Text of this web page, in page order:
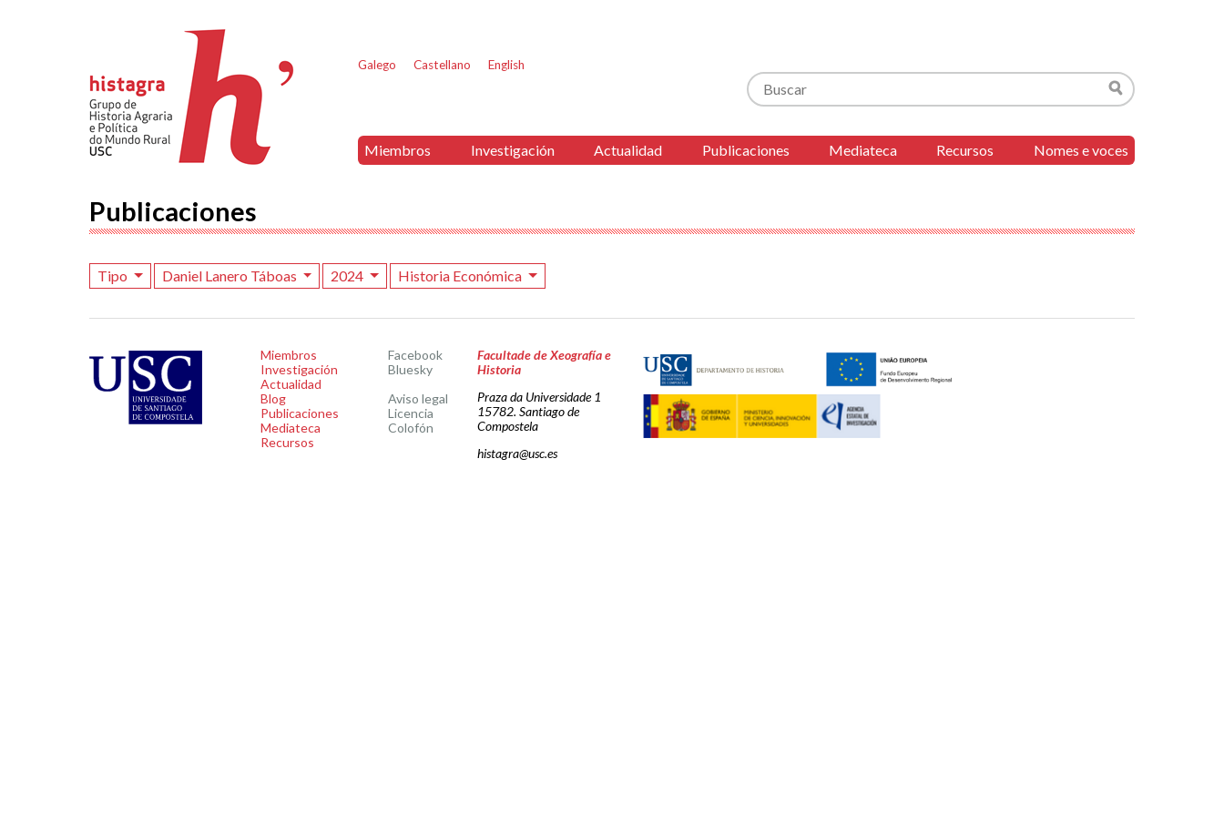
Galego Castellano English
Buscar
Buscar
Miembros Investigación Actualidad Publicaciones Mediateca Recursos Nomes e voces
Publicaciones
Tipo Daniel Lanero Táboas 2024 Historia Económica
Miembros
Investigación
Actualidad
Blog
Publicaciones
Mediateca
Recursos
Facebook
Bluesky
Aviso legal
Licencia
Colofón
Facultade de Xeografía e
Historia
Praza da Universidade 1
15782. Santiago de
Compostela
histagra@usc.es